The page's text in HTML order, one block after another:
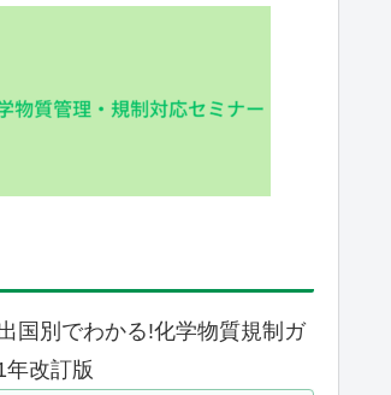
国別でわかる!化学物質規制ガ
年改訂版